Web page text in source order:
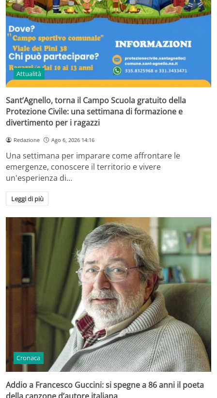
Attualità
Sant’Agnello, torna il Campo Scuola gratuito della
Protezione Civile: una settimana di formazione e
divertimento per i ragazzi
Redazione Ago 6, 2026 14:16
Una settimana per imparare come affrontare le
emergenze, conoscere il territorio e vivere
un'esperienza di…
Leggi di più
Cronaca
Addio a Francesco Guccini: si spegne a 86 anni il poeta
della canzone d’autore italiana